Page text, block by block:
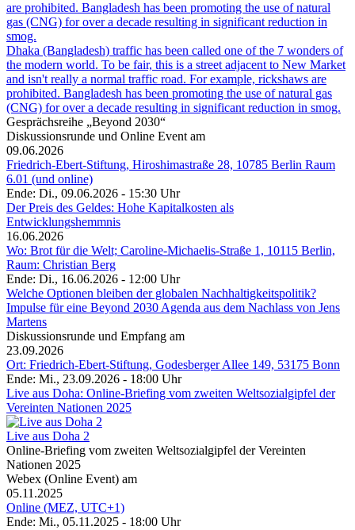
Dhaka (Bangladesh) traffic has been called one of the 7 wonders of
the modern world. To be fair, this is a street adjacent to New Market
and isn't really a normal traffic road. For example, rickshaws are
prohibited. Bangladesh has been promoting the use of natural gas
(CNG) for over a decade resulting in significant reduction in smog.
Gesprächsreihe „Beyond 2030“
Diskussionsrunde und Online Event am
09.06.2026
Friedrich-Ebert-Stiftung, Hiroshimastraße 28, 10785 Berlin Raum
6.01 (und online)
Ende: Di., 09.06.2026 - 15:30 Uhr
Der Preis des Geldes: Hohe Kapitalkosten als
Entwicklungshemmnis
16.06.2026
Wo: Brot für die Welt; Caroline-Michaelis-Straße 1, 10115 Berlin,
Raum: Christian Berg
Ende: Di., 16.06.2026 - 12:00 Uhr
Welche Optionen bleiben der globalen Nachhaltigkeitspolitik?
Impulse für eine Beyond 2030 Agenda aus dem Nachlass von Jens
Martens
Diskussionsrunde und Empfang am
23.09.2026
Ort: Friedrich-Ebert-Stiftung, Godesberger Allee 149, 53175 Bonn
Ende: Mi., 23.09.2026 - 18:00 Uhr
Live aus Doha: Online-Briefing vom zweiten Weltsozialgipfel der
Vereinten Nationen 2025
Live aus Doha 2
Online-Briefing vom zweiten Weltsozialgipfel der Vereinten
Nationen 2025
Webex (Online Event) am
05.11.2025
Online (MEZ, UTC+1)
Ende: Mi., 05.11.2025 - 18:00 Uhr